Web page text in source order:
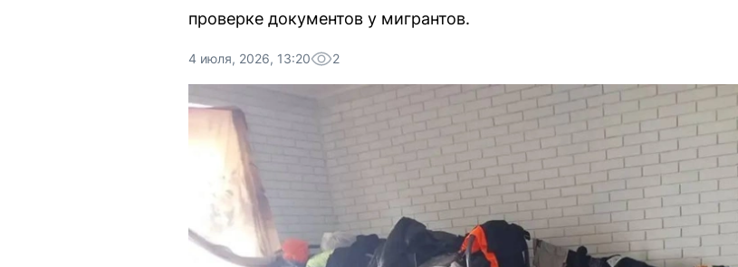
проверке документов у мигрантов.
4 июля, 2026, 13:20 2